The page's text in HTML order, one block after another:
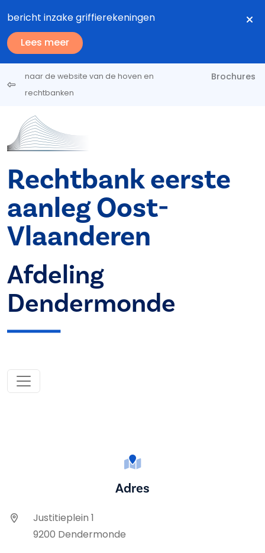
bericht inzake griffierekeningen
Lees meer
naar de website van de hoven en
rechtbanken
Brochures
Rechtbank eerste
aanleg Oost-
Vlaanderen
Afdeling
Dendermonde
Adres
Justitieplein 1
9200 Dendermonde